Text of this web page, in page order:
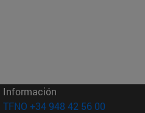
Información
TFNO +34 948 42 56 00